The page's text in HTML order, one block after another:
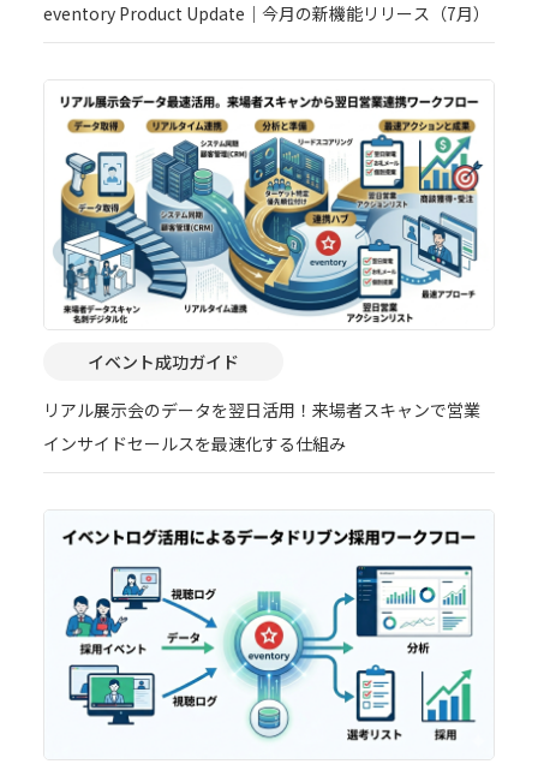
eventory Product Update｜今月の新機能リリース（7月）
イベント成功ガイド
リアル展示会のデータを翌日活用！来場者スキャンで営業
インサイドセールスを最速化する仕組み